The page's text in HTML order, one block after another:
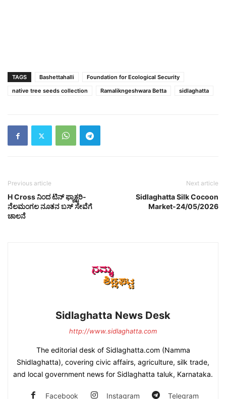
TAGS Bashettahalli
Foundation for Ecological Security
native tree seeds collection
Ramalikngeshwara Betta sidlaghatta
Previous article
H Cross ನಿಂದ ಟಿನ್ ಫ್ಯಾಕ್ಟರಿ-
ನೆಲಮಂಗಲ ನೂತನ ಬಸ್ ಸೇವೆಗೆ
ಚಾಲನೆ
Next article
Sidlaghatta Silk Cocoon
Market-24/05/2026
Sidlaghatta News Desk
http://www.sidlaghatta.com
The editorial desk of Sidlaghatta.com (Namma
Shidlaghatta), covering civic affairs, agriculture, silk trade,
and local government news for Sidlaghatta taluk, Karnataka.
Facebook Instagram Telegram